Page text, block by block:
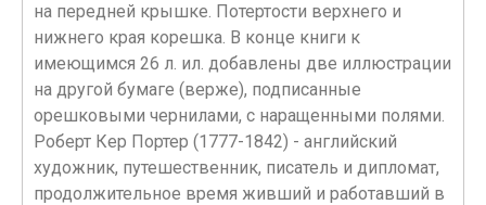
на передней крышке. Потертости верхнего и
нижнего края корешка. В конце книги к
имеющимся 26 л. ил. добавлены две иллюстрации
на другой бумаге (верже), подписанные
орешковыми чернилами, с наращенными полями.
Роберт Кер Портер (1777-1842) - английский
художник, путешественник, писатель и дипломат,
продолжительное время живший и работавший в